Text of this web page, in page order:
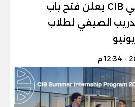
البنك التجاري الدولي CIB يعلن فتح باب
الصيفي لطلاب